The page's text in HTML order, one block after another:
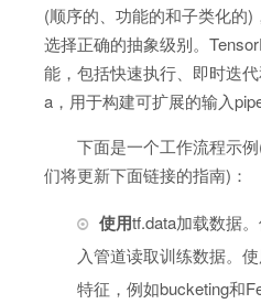
(顺序的、功能的和子类化的)
选择正确的抽象级别。
能，包括快速执行、即时迭
a，用于构建可扩展的输入
下面是一个工作流程示
们将更新下面链接的指南)：
使用tf.data加载数据
入管道读取训练数据。
特征，例如bucketing和